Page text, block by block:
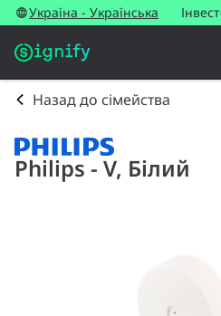
Україна - Українська
Назад до сімейства
Philips - V, Білий